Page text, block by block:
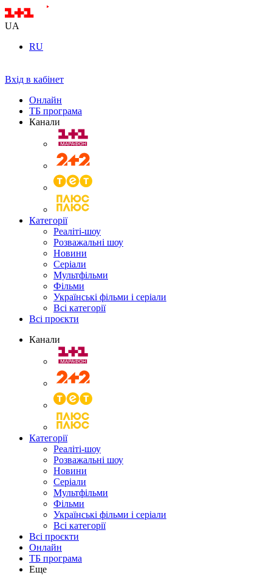
UA
RU
Вхід в кабінет
Онлайн
ТБ програма
Канали
Категорії
Реаліті-шоу
Розважальні шоу
Новини
Серіали
Мультфільми
Фільми
Українські фільми і серіали
Всі категорії
Всі проєкти
Канали
Категорії
Реаліті-шоу
Розважальні шоу
Новини
Серіали
Мультфільми
Фільми
Українські фільми і серіали
Всі категорії
Всі проєкти
Онлайн
ТБ програма
Еще